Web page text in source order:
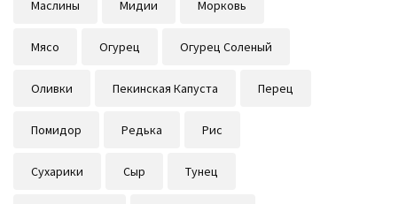
Маслины Мидии Морковь
Мясо Огурец Огурец Соленый
Оливки Пекинская Капуста Перец
Помидор Редька Рис
Сухарики Сыр Тунец